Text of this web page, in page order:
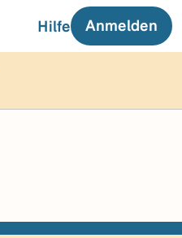
Hilfe Anmelden